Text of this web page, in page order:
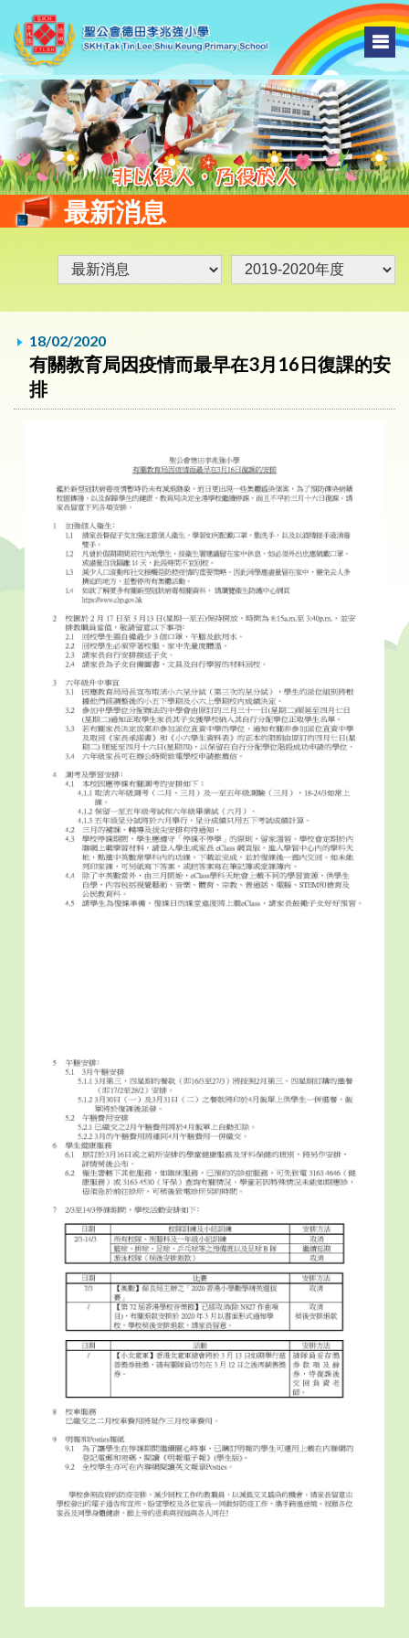
最新消息
18/02/2020
有關教育局因疫情而最早在3月16日復課的安
排